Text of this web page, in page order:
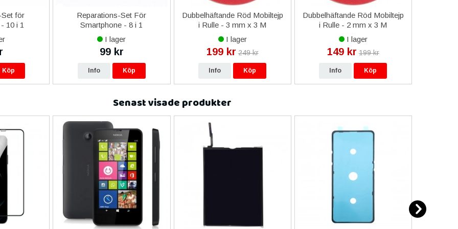
Set för
10 i 1
Köp
Reparations-Set För
Smartphone - 8 i 1
I lager
99 kr
Info Köp
Dubbelhäftande Röd Mobiltejp
i Rulle - 3 mm x 3 M
I lager
199 kr 249 kr
Info Köp
Dubbelhäftande Röd Mobiltejp
i Rulle - 2 mm x 3 M
I lager
149 kr 199 kr
Info Köp
Senast visade produkter